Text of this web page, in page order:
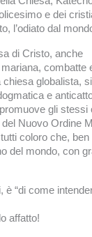
e dei
l’odiato dal
di Cristo, anche
combatte
chiesa globalista,
e
gli stessi
Nuovo Ordine
coloro che, ben
del mondo, con
è “di come
affatto!